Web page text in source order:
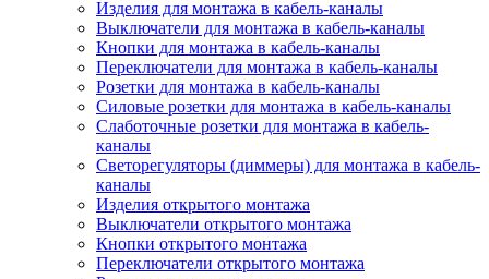
Изделия для монтажа в кабель-каналы
Выключатели для монтажа в кабель-каналы
Кнопки для монтажа в кабель-каналы
Переключатели для монтажа в кабель-каналы
Розетки для монтажа в кабель-каналы
Силовые розетки для монтажа в кабель-каналы
Слаботочные розетки для монтажа в кабель-
каналы
Светорегуляторы (диммеры) для монтажа в кабель-
каналы
Изделия открытого монтажа
Выключатели открытого монтажа
Кнопки открытого монтажа
Переключатели открытого монтажа